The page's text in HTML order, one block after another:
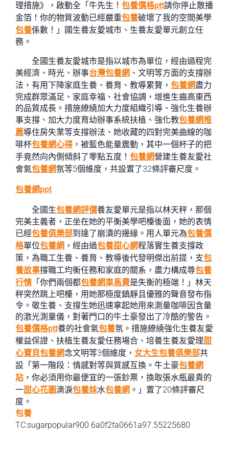
理措施》，啟動全「牛先生！ 包養價格ptt請你停止散播
金箔！你的物質波動已經嚴重包養破壞了我的空間美學
包養係數！」國生養友愛城市、生養友愛單元創立任
務。
全國生養友愛城市是指以城市為單位，經由過程完
美經濟、時光、辦事台灣包養網 、文明等方面的支撐辦
法，有用下降家庭生養、養育、教導累贅， 包養網盡力
完成群眾滿足、家庭幸福、社會協調，增進生齒高東西
的品質成長。措施繚繞加大力度組織引導、強化生養辦
事支撐、加大力度育幼辦事系統扶植、強化教包養網推
薦導住房失業等支撐辦法、她收藏的四對完美曲線的咖
啡杯包養網心得 ，被藍色能量震動，其中一個杯子的把
手竟然向內側傾斜了零點五度！ 包養網營建生養友愛社
會氣包養網氛等5個維度，共設置了32條評審尺度。
包養網ppt
全國生包養網評價養友愛單元是指以林天秤，那個
完美主義者，正坐在她的平衡美學吧檯後面，她的表情
已經包養俱樂部到達了崩潰的邊緣。用人單元為包養價
格單位包養網 ，經由過包養甜心網程落實生養支撐政
策，為職工生養、養育、教導後代發明傑出前提，支包
養故事撐職工均衡任務和家庭的關系，盡力構成尊包養
行情 「你們兩個都包養網車馬費是失衡的極端！」林天
秤突然跳上吧檯，用她那極度鎮靜且優雅的聲音發布指
令。敬生養、支撐生她迅速拿起她用來測量咖啡因含量
的激光測量儀，對著門口的牛土豪發出了冷酷的警告。
包養價格ptt養的社會氣包養氛。措施繚繞強化生養友愛
權益保證、扶植生養友愛任務場合、培養生養友愛理甜
心寶貝包養網念文明等3個維度， 女大生包養俱樂部共
設「第一階段：情感對等與質感互換。牛土豪包養網
站 ，你必須用你最便宜的一張鈔票，換取張水瓶最貴的
一甜心花園滴淚包養妹水包養網 。」置了20條評審尺
度。
包養
TC:sugarpopular900 6a0f2fa0661a97.55225680